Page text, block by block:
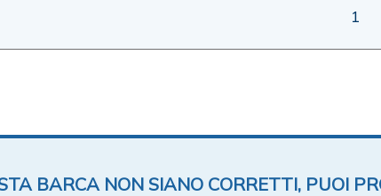
1
BARCA NON SIANO CORRETTI, PUOI